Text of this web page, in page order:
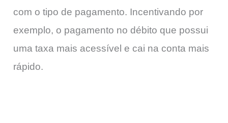
com o tipo de pagamento. Incentivando por
exemplo, o pagamento no débito que possui
uma taxa mais acessível e cai na conta mais
rápido.